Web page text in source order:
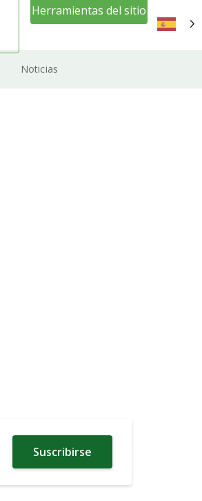
Herramientas del sitio
Noticias
Suscribirse